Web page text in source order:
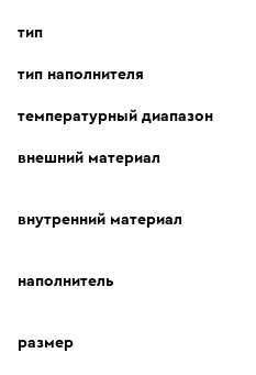
тип
тип наполнителя
температурный диапазон
внешний материал
внутренний материал
наполнитель
размер